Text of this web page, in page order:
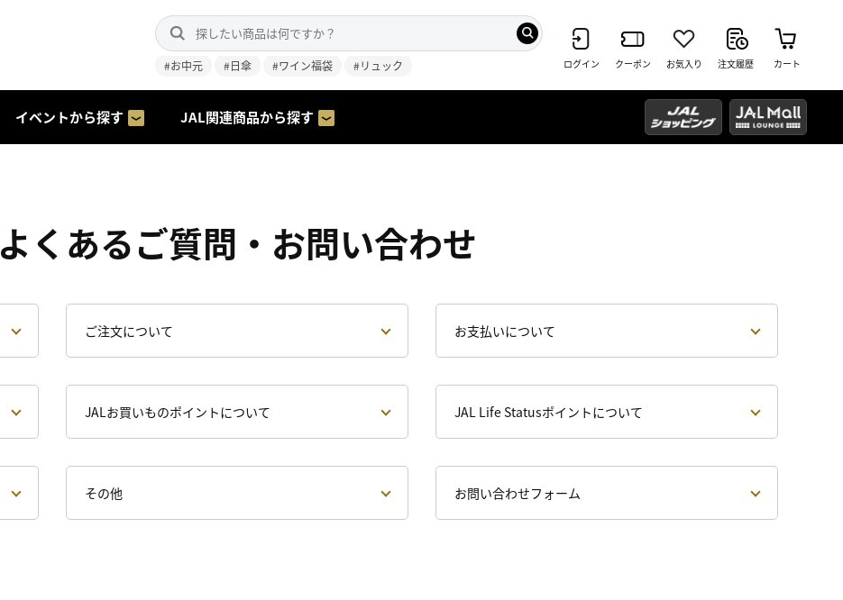
#お中元 #日傘 #ワイン福袋 #リュック ログイン クーポン お気入り 注文履歴 カート
イベントから探す JAL関連商品から探す
よくあるご質問・お問い合わせ
ご注文について お支払いについて
JALお買いものポイントについて JAL Life Statusポイントについて
その他 お問い合わせフォーム